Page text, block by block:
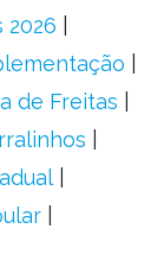
2026
de Freitas